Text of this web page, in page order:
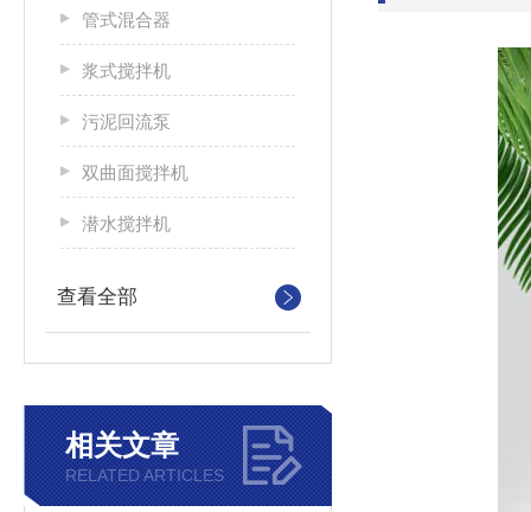
管式混合器
浆式搅拌机
污泥回流泵
双曲面搅拌机
潜水搅拌机
查看全部
相关文章
RELATED ARTICLES